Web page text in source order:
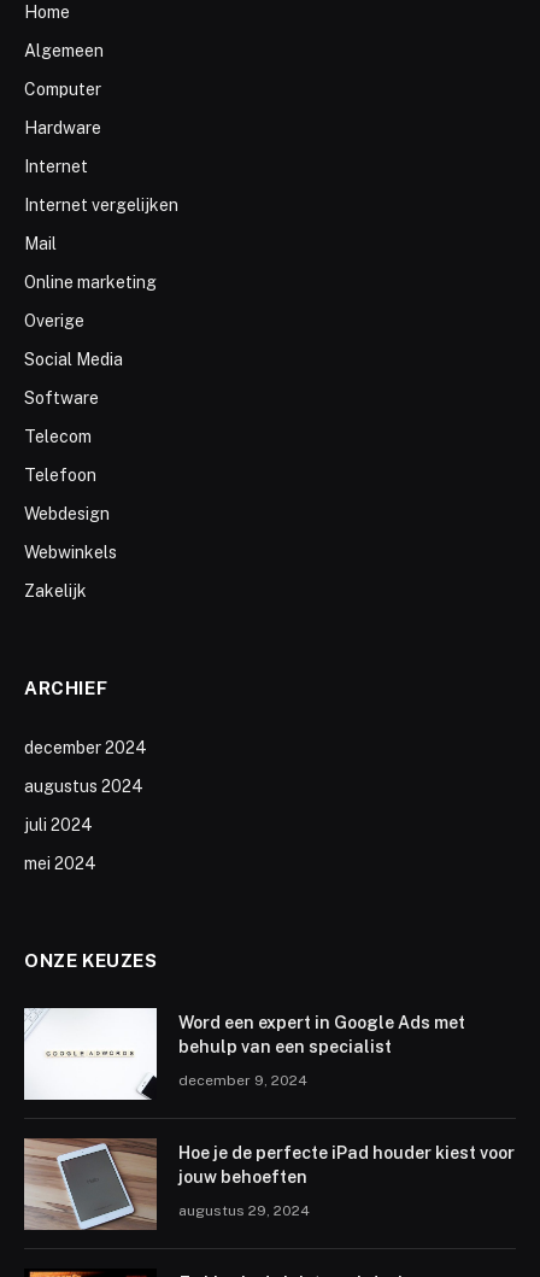
Home
Algemeen
Computer
Hardware
Internet
Internet vergelijken
Mail
Online marketing
Overige
Social Media
Software
Telecom
Telefoon
Webdesign
Webwinkels
Zakelijk
ARCHIEF
december 2024
augustus 2024
juli 2024
mei 2024
ONZE KEUZES
Word een expert in Google Ads met
behulp van een specialist
december 9, 2024
Hoe je de perfecte iPad houder kiest voor
jouw behoeften
augustus 29, 2024